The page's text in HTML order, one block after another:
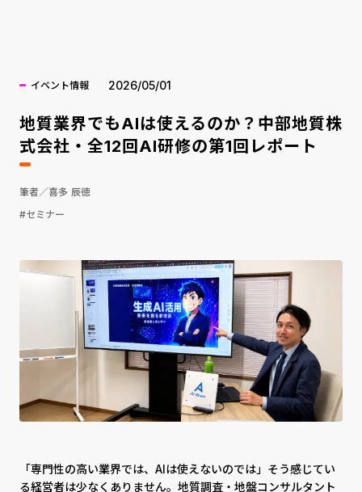
イベント情報 2026/05/01
地質業界でもAIは使えるのか？中部地質株
式会社・全12回AI研修の第1回レポート
筆者／喜多 辰徳
#セミナー
「専門性の高い業界では、AIは使えないのでは」――そう感じてい
る経営者は少なくありません。地質調査・地盤コンサルタント